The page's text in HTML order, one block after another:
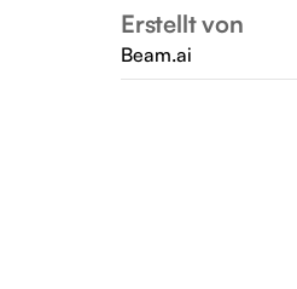
Erstellt von
Beam.ai